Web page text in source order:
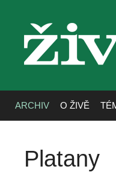
živa
ARCHIV O ŽIVĚ
Platany